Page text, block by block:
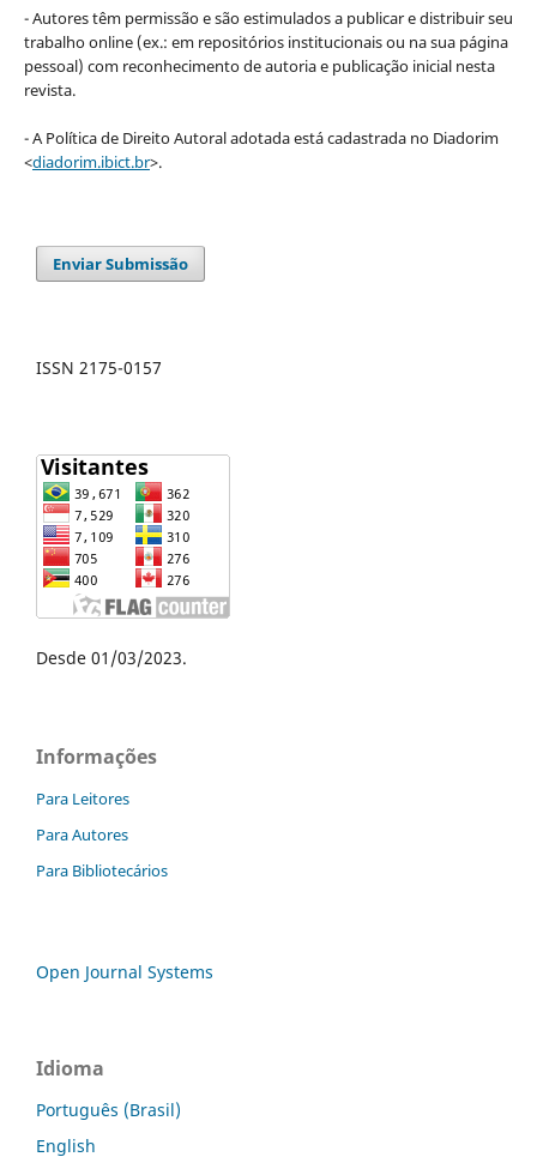
- Autores têm permissão e são estimulados a publicar e distribuir seu
trabalho online (ex.: em repositórios institucionais ou na sua página
pessoal) com reconhecimento de autoria e publicação inicial nesta
revista.
- A Política de Direito Autoral adotada está cadastrada no Diadorim
<diadorim.ibict.br>.
Enviar Submissão
ISSN 2175-0157
Desde 01/03/2023.
Informações
Para Leitores
Para Autores
Para Bibliotecários
Open Journal Systems
Idioma
Português (Brasil)
English